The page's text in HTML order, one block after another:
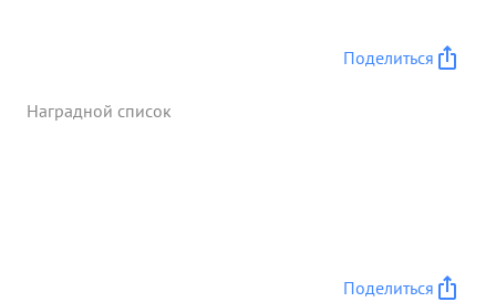
Поделиться
Наградной список
Поделиться